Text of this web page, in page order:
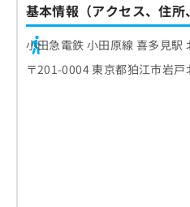
基本情報（アクセス、住所
小田急電鉄 小田原線 喜多見駅
〒201-0004 東京都狛江市岩